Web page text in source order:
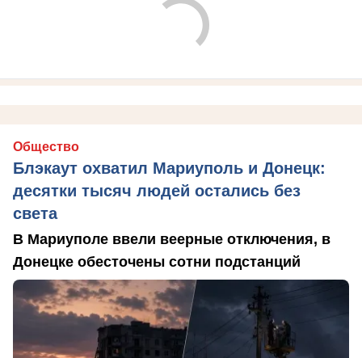
Общество
Блэкаут охватил Мариуполь и Донецк:
десятки тысяч людей остались без
света
В Мариуполе ввели веерные отключения, в
Донецке обесточены сотни подстанций